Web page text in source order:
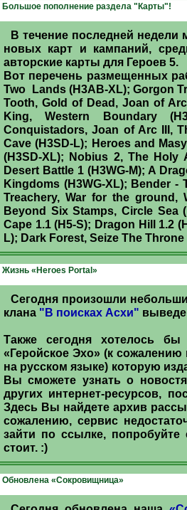
Большое пополнение раздела "Карты"!
В течение последней недели
новых карт и кампаний,
авторские карты для Героев 5.
Вот перечень размещенных
Two Lands (H3AB-XL); Gorgon
Tooth, Gold of Dead, Joan of
King, Western Boundary
Conquistadors, Joan of Arc III,
Cave (H3SD-L); Heroes and
(H3SD-XL); Nobius 2, The Holy
Desert Battle 1 (H3WG-M); A
Kingdoms (H3WG-XL); Bender -
Treachery, War for the ground,
Beyond Six Stamps, Circle Sea
Cape 1.1 (H5-S); Dragon Hill 1.2
L); Dark Forest, Seize The Throne
Жизнь «Heroes Portal»
Сегодня произошли
клана "В поисках Асхи"
Также сегодня хотелось
«Геройское Эхо» (к
на русском языке) которую
Вы сможете узнать о
других интернет-ресурсов,
Здесь Вы найдете архив
сожалению, сервис
зайти по ссылке,
стоит. :)
Обновлена «Сокровищница»